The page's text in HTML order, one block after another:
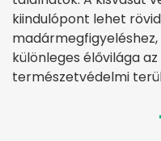
kiindulópont lehet
madármegfigyeléshez,
különleges élővilága
természetvédelmi